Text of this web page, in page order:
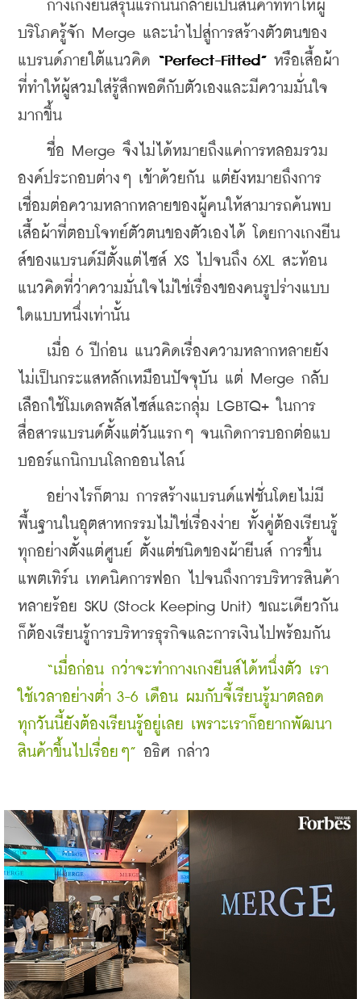
กางเกงยีนส์รุ่นแรกนั้นกลายเป็นสินค้าที่ทำให้ผู้
บริโภครู้จัก Merge และนำไปสู่การสร้างตัวตนของ
แบรนด์ภายใต้แนวคิด “Perfect-Fitted” หรือเสื้อผ้า
ที่ทำให้ผู้สวมใส่รู้สึกพอดีกับตัวเองและมีความมั่นใจ
มากขึ้น
ชื่อ Merge จึงไม่ได้หมายถึงแค่การหลอมรวม
องค์ประกอบต่างๆ เข้าด้วยกัน แต่ยังหมายถึงการ
เชื่อมต่อความหลากหลายของผู้คนให้สามารถค้นพบ
เสื้อผ้าที่ตอบโจทย์ตัวตนของตัวเองได้ โดยกางเกงยีน
ส์ของแบรนด์มีตั้งแต่ไซส์ XS ไปจนถึง 6XL สะท้อน
แนวคิดที่ว่าความมั่นใจไม่ใช่เรื่องของคนรูปร่างแบบ
ใดแบบหนึ่งเท่านั้น
เมื่อ 6 ปีก่อน แนวคิดเรื่องความหลากหลายยัง
ไม่เป็นกระแสหลักเหมือนปัจจุบัน แต่ Merge กลับ
เลือกใช้โมเดลพลัสไซส์และกลุ่ม LGBTQ+ ในการ
สื่อสารแบรนด์ตั้งแต่วันแรกๆ จนเกิดการบอกต่อแบ
บออร์แกนิกบนโลกออนไลน์
อย่างไรก็ตาม การสร้างแบรนด์แฟชั่นโดยไม่มี
พื้นฐานในอุตสาหกรรมไม่ใช่เรื่องง่าย ทั้งคู่ต้องเรียนรู้
ทุกอย่างตั้งแต่ศูนย์ ตั้งแต่ชนิดของผ้ายีนส์ การขึ้น
แพตเทิร์น เทคนิคการฟอก ไปจนถึงการบริหารสินค้า
หลายร้อย SKU (Stock Keeping Unit) ขณะเดียวกัน
ก็ต้องเรียนรู้การบริหารธุรกิจและการเงินไปพร้อมกัน
“เมื่อก่อน กว่าจะทำกางเกงยีนส์ได้หนึ่งตัว เรา
ใช้เวลาอย่างต่ำ 3-6 เดือน ผมกับจี้เรียนรู้มาตลอด
ทุกวันนี้ยังต้องเรียนรู้อยู่เลย เพราะเราก็อยากพัฒนา
สินค้าขึ้นไปเรื่อยๆ” อธิศ กล่าว